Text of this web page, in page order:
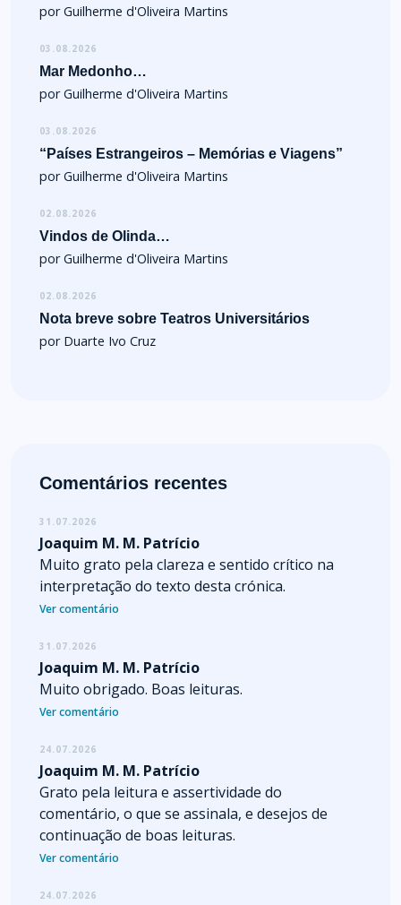
por Guilherme d'Oliveira Martins
03.08.2026
Mar Medonho…
por Guilherme d'Oliveira Martins
03.08.2026
“Países Estrangeiros – Memórias e Viagens”
por Guilherme d'Oliveira Martins
02.08.2026
Vindos de Olinda…
por Guilherme d'Oliveira Martins
02.08.2026
Nota breve sobre Teatros Universitários
por Duarte Ivo Cruz
Comentários recentes
31.07.2026
Joaquim M. M. Patrício
Muito grato pela clareza e sentido crítico na
interpretação do texto desta crónica.
Ver comentário
31.07.2026
Joaquim M. M. Patrício
Muito obrigado. Boas leituras.
Ver comentário
24.07.2026
Joaquim M. M. Patrício
Grato pela leitura e assertividade do
comentário, o que se assinala, e desejos de
continuação de boas leituras.
Ver comentário
24.07.2026